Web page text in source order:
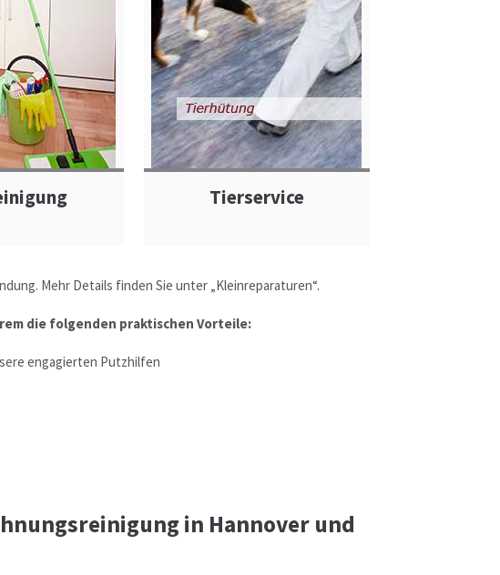
Tierservice
Mehr Details finden Sie unter „Kleinreparaturen“.
die folgenden praktischen Vorteile:
engagierten Putzhilfen
in Hannover und